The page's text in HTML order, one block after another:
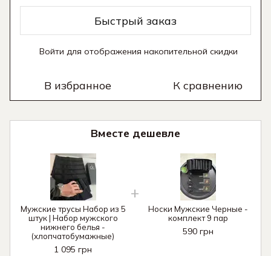
Быстрый заказ
Войти для отображения накопительной скидки
В избранное К сравнению
Вместе дешевле
Мужские трусы Набор из 5
штук | Набор мужского
нижнего белья -
(хлопчатобумажные)
1 095 грн
Носки Мужские Черные -
комплект 9 пар
590 грн